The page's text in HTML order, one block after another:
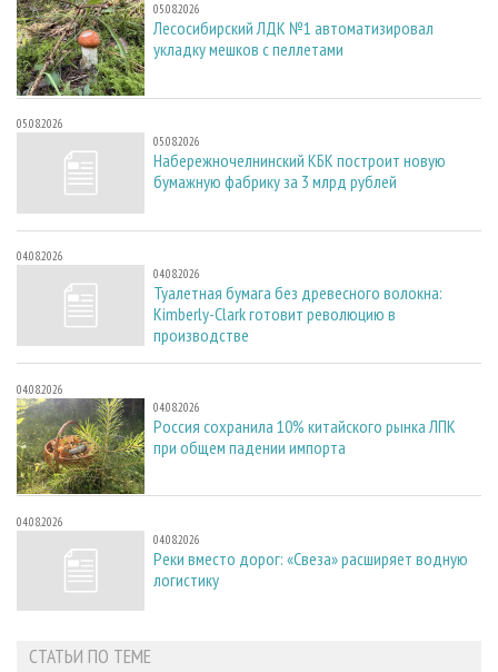
05.08.2026
Лесосибирский ЛДК №1 автоматизировал
укладку мешков с пеллетами
05.08.2026
05.08.2026
Набережночелнинский КБК построит новую
бумажную фабрику за 3 млрд рублей
04.08.2026
04.08.2026
Туалетная бумага без древесного волокна:
Kimberly-Clark готовит революцию в
производстве
04.08.2026
04.08.2026
Россия сохранила 10% китайского рынка ЛПК
при общем падении импорта
04.08.2026
04.08.2026
Реки вместо дорог: «Свеза» расширяет водную
логистику
СТАТЬИ ПО ТЕМЕ